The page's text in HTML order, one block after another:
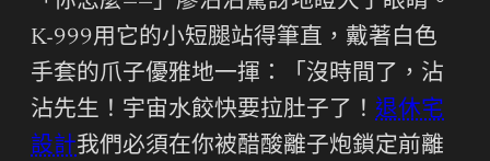
K-999用它的小短腿站得筆直，戴著白色
手套的爪子優雅地一揮：「沒時間了，沾
沾先生！宇宙水餃快要拉肚子了！ 退休宅
設計我們必須在你被醋酸離子炮鎖定前離